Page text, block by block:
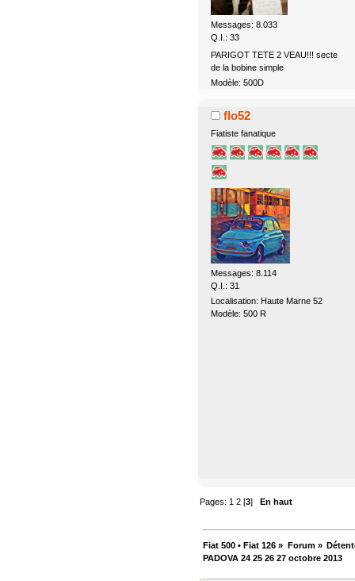
Messages: 8.033
Q.I.: 33
PARIGOT TETE 2 VEAU!!! secte
de la bobine simple
Modèle: 500D
flo52
Fiatiste fanatique
Messages: 8.114
Q.I.: 31
Localisation: Haute Marne 52
Modèle: 500 R
Pages: 1 2 [3] En haut
Fiat 500 • Fiat 126 » Forum»
PADOVA 24 25 26 27 octobre 2013